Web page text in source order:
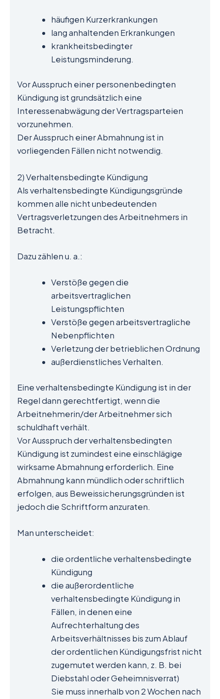
häufigen Kurzerkrankungen
lang anhaltenden Erkrankungen
krankheitsbedingter
Leistungsminderung.
Vor Ausspruch einer personenbedingten
Kündigung ist grundsätzlich eine
Interessenabwägung der Vertragsparteien
vorzunehmen.
Der Ausspruch einer Abmahnung ist in
vorliegenden Fällen nicht notwendig.
2) Verhaltensbedingte Kündigung
Als verhaltensbedingte Kündigungsgründe
kommen alle nicht unbedeutenden
Vertragsverletzungen des Arbeitnehmers in
Betracht.
Dazu zählen u. a.:
Verstöße gegen die
arbeitsvertraglichen
Leistungspflichten
Verstöße gegen arbeitsvertragliche
Nebenpflichten
Verletzung der betrieblichen Ordnung
außerdienstliches Verhalten.
Eine verhaltensbedingte Kündigung ist in der
Regel dann gerechtfertigt, wenn die
Arbeitnehmerin/der Arbeitnehmer sich
schuldhaft verhält.
Vor Ausspruch der verhaltensbedingten
Kündigung ist zumindest eine einschlägige
wirksame Abmahnung erforderlich. Eine
Abmahnung kann mündlich oder schriftlich
erfolgen, aus Beweissicherungsgründen ist
jedoch die Schriftform anzuraten.
Man unterscheidet:
die ordentliche verhaltensbedingte
Kündigung
die außerordentliche
verhaltensbedingte Kündigung in
Fällen, in denen eine
Aufrechterhaltung des
Arbeitsverhältnisses bis zum Ablauf
der ordentlichen Kündigungsfrist nicht
zugemutet werden kann, z. B. bei
Diebstahl oder Geheimnisverrat)
Sie muss innerhalb von 2 Wochen nach